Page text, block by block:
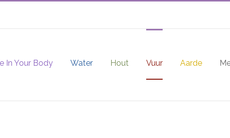
In Your Body Water Hout Vuur Aarde